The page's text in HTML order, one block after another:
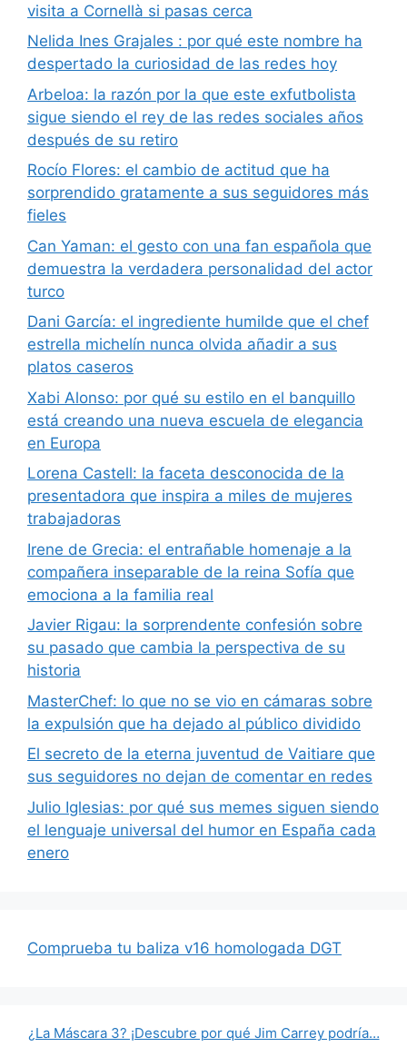
visita a Cornellà si pasas cerca
Nelida Ines Grajales : por qué este nombre ha
despertado la curiosidad de las redes hoy
Arbeloa: la razón por la que este exfutbolista
sigue siendo el rey de las redes sociales años
después de su retiro
Rocío Flores: el cambio de actitud que ha
sorprendido gratamente a sus seguidores más
fieles
Can Yaman: el gesto con una fan española que
demuestra la verdadera personalidad del actor
turco
Dani García: el ingrediente humilde que el chef
estrella michelín nunca olvida añadir a sus
platos caseros
Xabi Alonso: por qué su estilo en el banquillo
está creando una nueva escuela de elegancia
en Europa
Lorena Castell: la faceta desconocida de la
presentadora que inspira a miles de mujeres
trabajadoras
Irene de Grecia: el entrañable homenaje a la
compañera inseparable de la reina Sofía que
emociona a la familia real
Javier Rigau: la sorprendente confesión sobre
su pasado que cambia la perspectiva de su
historia
MasterChef: lo que no se vio en cámaras sobre
la expulsión que ha dejado al público dividido
El secreto de la eterna juventud de Vaitiare que
sus seguidores no dejan de comentar en redes
Julio Iglesias: por qué sus memes siguen siendo
el lenguaje universal del humor en España cada
enero
Comprueba tu baliza v16 homologada DGT
¿La Máscara 3? ¡Descubre por qué Jim Carrey podría…